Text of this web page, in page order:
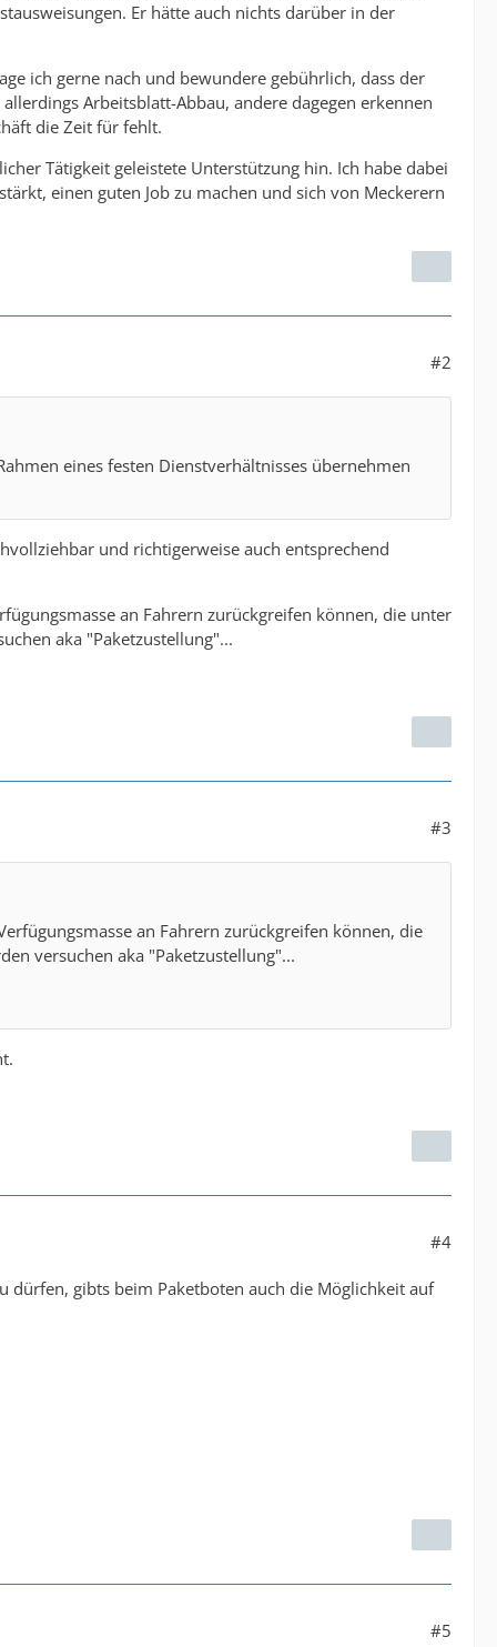
Er hätte auch nichts darüber in der
ich gerne nach und bewundere gebührlich, dass der
Arbeitsblatt-Abbau, andere dagegen erkennen
die Zeit für fehlt.
Tätigkeit geleistete Unterstützung hin. Ich habe dabei
einen guten Job zu machen und sich von Meckerern
#2
eines festen Dienstverhältnisses übernehmen
und richtigerweise auch entsprechend
an Fahrern zurückgreifen können, die unter
aka "Paketzustellung"...
#3
an Fahrern zurückgreifen können, die
versuchen aka "Paketzustellung"...
#4
dürfen, gibts beim Paketboten auch die Möglichkeit auf
#5